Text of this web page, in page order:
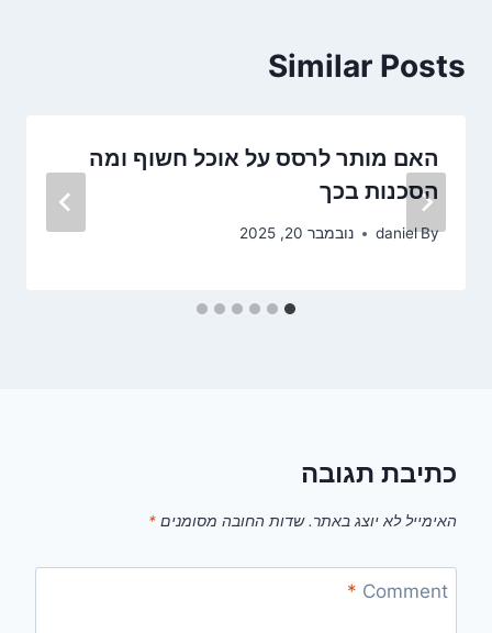
Similar Posts
האם מותר לרסס על אוכל חשוף ומה
הסכנות בכך
By
daniel נובמבר 20, 2025
כתיבת תגובה
האימייל לא יוצג באתר. שדות החובה מסומנים *
Comment
*